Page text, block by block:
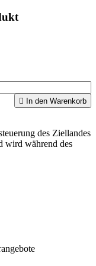
 In den Warenkorb
des Ziellandes
wird während des